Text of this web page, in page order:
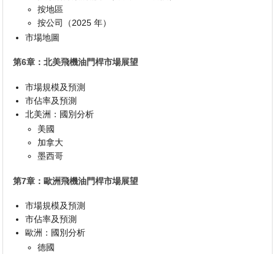
按地區
按公司（2025 年）
市場地圖
第6章：北美飛機油門桿市場展望
市場規模及預測
市佔率及預測
北美洲：國別分析
美國
加拿大
墨西哥
第7章：歐洲飛機油門桿市場展望
市場規模及預測
市佔率及預測
歐洲：國別分析
德國